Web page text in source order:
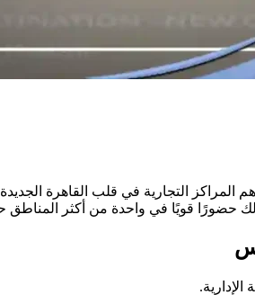
المراكز التجارية في قلب القاهرة
حضورًا قويًا في واحدة من أكثر